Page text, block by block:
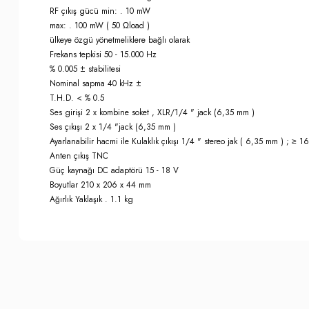
RF çıkış gücü min: . 10 mW
max: . 100 mW ( 50 Ωload )
ülkeye özgü yönetmeliklere bağlı olarak
Frekans tepkisi 50 - 15.000 Hz
% 0.005 ± stabilitesi
Nominal sapma 40 kHz ±
T.H.D. < % 0.5
Ses girişi 2 x kombine soket , XLR/1/4 " jack (6,35 mm )
Ses çıkışı 2 x 1/4 "jack (6,35 mm )
Ayarlanabilir hacmi ile Kulaklık çıkışı 1/4 " stereo jak ( 6,35 mm ) ; ≥
Anten çıkış TNC
Güç kaynağı DC adaptörü 15 - 18 V
Boyutlar 210 x 206 x 44 mm
Ağırlık Yaklaşık . 1.1 kg